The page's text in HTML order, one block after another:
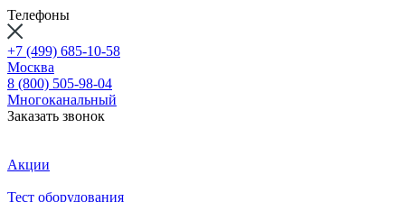
Телефоны
+7 (499) 685-10-58
Москва
8 (800) 505-98-04
Многоканальный
Заказать звонок
Акции
Тест оборудования